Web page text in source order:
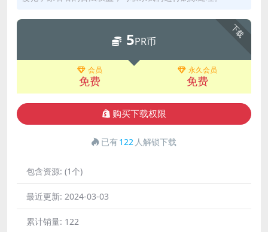
下载
5PR币
会员
免费
永久会员
免费
购买下载权限
已有122 人解锁下载
包含资源: (1个)
最近更新: 2024-03-03
累计销量: 122